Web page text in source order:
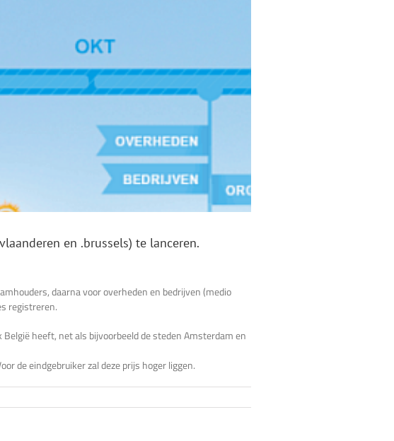
en .brussels) te lanceren.
daarna voor overheden en bedrijven (medio
registreren.
heeft, net als bijvoorbeeld de steden Amsterdam en
de eindgebruiker zal deze prijs hoger liggen.